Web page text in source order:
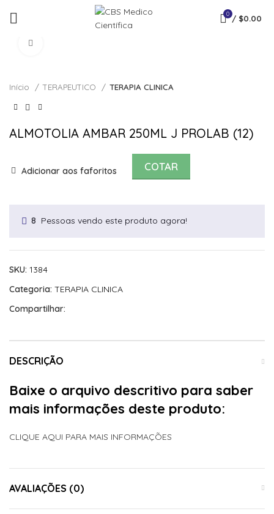
0 / $0.00
Início TERAPEUTICO TERAPIA CLINICA
ALMOTOLIA AMBAR 250ML J PROLAB (12)
Adicionar aos faforitos COTAR
8 Pessoas vendo este produto agora!
SKU: 1384
Categoria: TERAPIA CLINICA
Compartilhar:
DESCRIÇÃO
Baixe o arquivo descritivo para saber
mais informações deste produto:
CLIQUE AQUI PARA MAIS INFORMAÇÕES
AVALIAÇÕES (0)